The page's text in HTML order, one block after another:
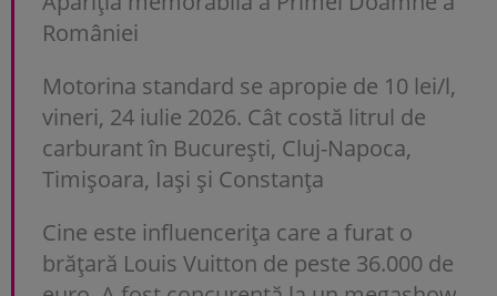
României
Motorina standard se apropie de 10 lei/l,
vineri, 24 iulie 2026. Cât costă litrul de
carburant în București, Cluj-Napoca,
Timișoara, Iași și Constanța
Cine este influencerița care a furat o
brățară Louis Vuitton de peste 36.000 de